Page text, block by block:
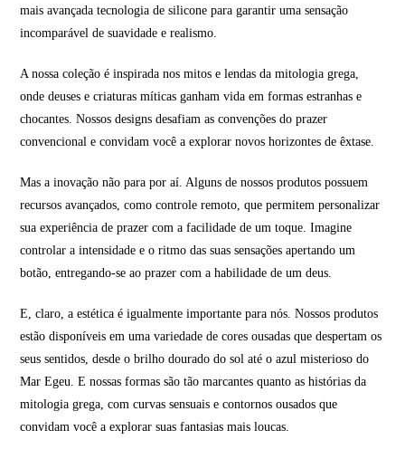
mais avançada tecnologia de silicone para garantir uma sensação
incomparável de suavidade e realismo.
A nossa coleção é inspirada nos mitos e lendas da mitologia grega,
onde deuses e criaturas míticas ganham vida em formas estranhas e
chocantes. Nossos designs desafiam as convenções do prazer
convencional e convidam você a explorar novos horizontes de êxtase.
Mas a inovação não para por aí. Alguns de nossos produtos possuem
recursos avançados, como controle remoto, que permitem personalizar
sua experiência de prazer com a facilidade de um toque. Imagine
controlar a intensidade e o ritmo das suas sensações apertando um
botão, entregando-se ao prazer com a habilidade de um deus.
E, claro, a estética é igualmente importante para nós. Nossos produtos
estão disponíveis em uma variedade de cores ousadas que despertam os
seus sentidos, desde o brilho dourado do sol até o azul misterioso do
Mar Egeu. E nossas formas são tão marcantes quanto as histórias da
mitologia grega, com curvas sensuais e contornos ousados que
convidam você a explorar suas fantasias mais loucas.